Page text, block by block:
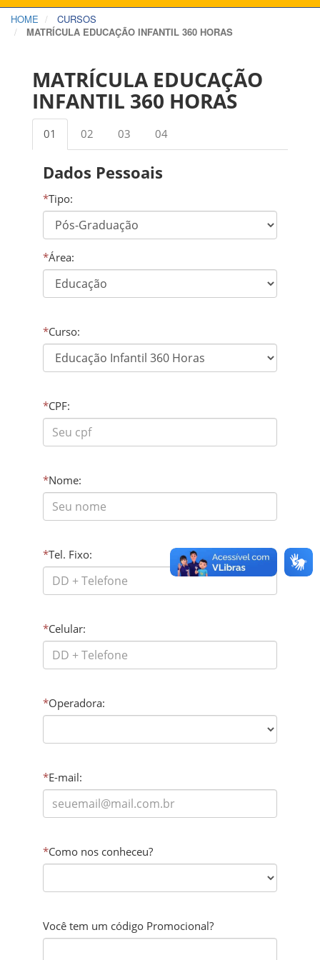
HOME
CURSOS
MATRÍCULA EDUCAÇÃO INFANTIL 360 HORAS
MATRÍCULA EDUCAÇÃO
INFANTIL 360 HORAS
01 02 03 04
Dados Pessoais
*Tipo:
*Área:
*Curso:
*CPF:
*Nome:
*Tel. Fixo:
*Celular:
*Operadora:
*E-mail:
*Como nos conheceu?
Você tem um código Promocional?